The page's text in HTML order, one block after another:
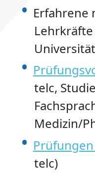
Erfahrene
telc,
Medizin/
telc)